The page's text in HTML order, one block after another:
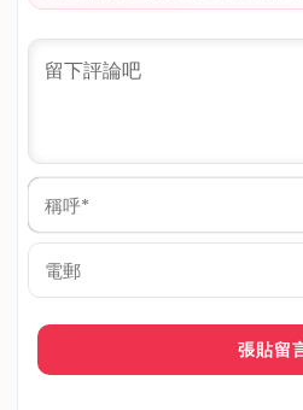
稱
*
郵